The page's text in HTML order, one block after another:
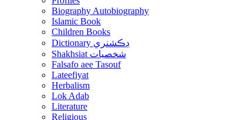
Biography Autobiography
Islamic Book
Children Books
Dictionary ڊڪشنري
Shakhsiat شخصيات
Falsafo aee Tasouf
Lateefiyat
Herbalism
Lok Adab
Literature
Religious